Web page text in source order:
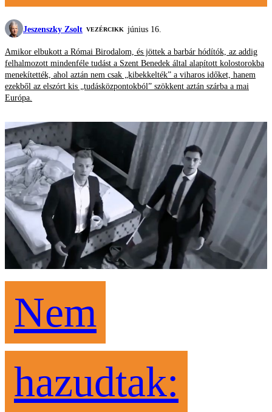
Jeszenszky Zsolt VEZÉRCIKK június 16.
Amikor elbukott a Római Birodalom, és jöttek a barbár hódítók, az addig
felhalmozott mindenféle tudást a Szent Benedek által alapított kolostorokba
menekítették, ahol aztán nem csak „kibekkelték” a viharos időket, hanem
ezekből az elszórt kis „tudásközpontokból” szökkent aztán szárba a mai
Európa.
Nem
hazudtak: